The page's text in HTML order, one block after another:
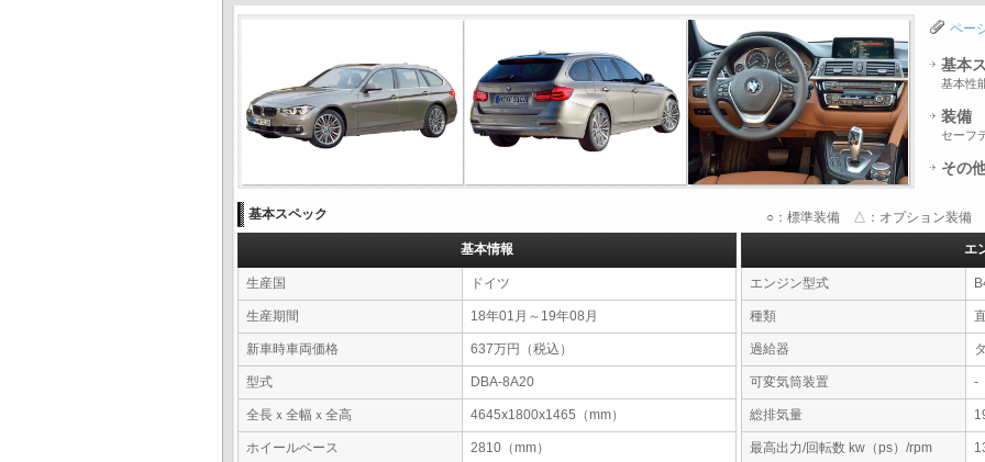
ペー
基本
基本性
装備
セーフ
その
基本スペック ○：標準装備 △：オプション装備 -
基本情報
生産国 ドイツ
生産期間 18年01月～19年08月
新車時車両価格 637万円（税込）
型式 DBA-8A20
全長ｘ全幅ｘ全高 4645x1800x1465（mm）
ホイールベース 2810（mm）
エ
エンジン型式
種類
過給器
可変気筒装置 -
総排気量
最高出力/回転数 kw（ps）/rpm